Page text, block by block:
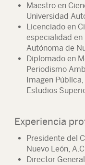
Maestro en
Universidad
Licenciado en
especialidad en
Autónoma de
Diplomado en
Periodismo
Imagen
Estudios
Experiencia
Presidente del
Nuevo León,
Director